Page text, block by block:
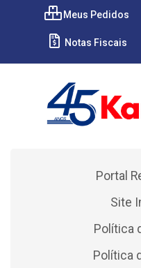
Meus Pedidos
Notas Fiscais
Portal
Site
Política
Política